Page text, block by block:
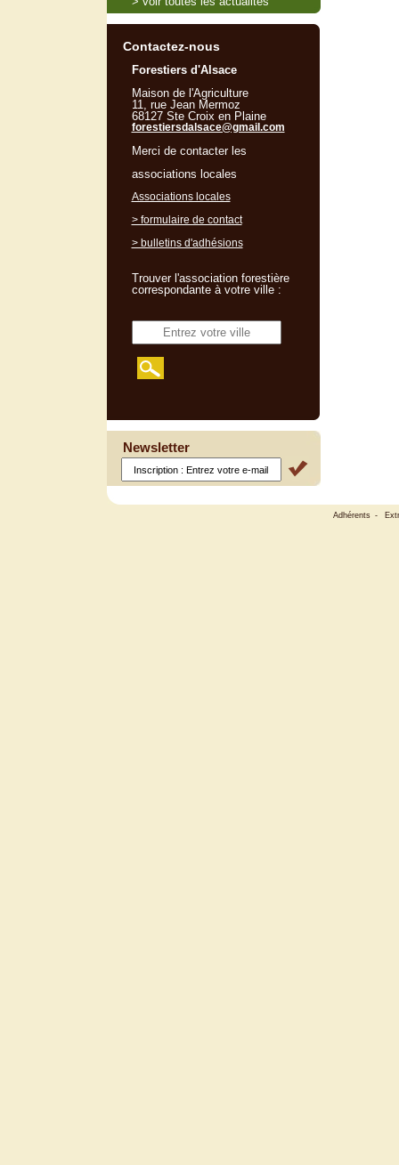
Contactez-nous
Forestiers d'Alsace
Maison de l'Agriculture
11, rue Jean Mermoz
68127 Ste Croix en Plaine
forestiersdalsace@gmail.com
Merci de contacter les
associations locales
Associations locales
> formulaire de contact
> bulletins d'adhésions
Trouver l'association forestière
correspondante à votre ville :
Newsletter
Adhérents -